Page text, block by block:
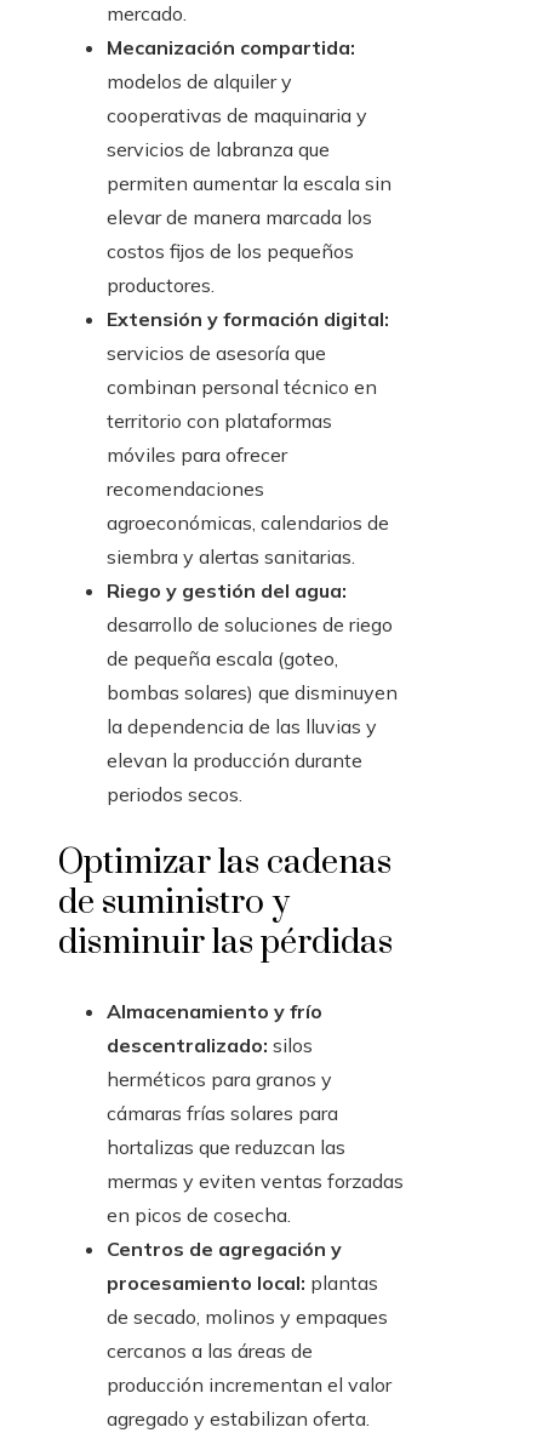
mercado.
Mecanización compartida:
modelos de alquiler y
cooperativas de maquinaria y
servicios de labranza que
permiten aumentar la escala sin
elevar de manera marcada los
costos fijos de los pequeños
productores.
Extensión y formación digital:
servicios de asesoría que
combinan personal técnico en
territorio con plataformas
móviles para ofrecer
recomendaciones
agroeconómicas, calendarios de
siembra y alertas sanitarias.
Riego y gestión del agua:
desarrollo de soluciones de riego
de pequeña escala (goteo,
bombas solares) que disminuyen
la dependencia de las lluvias y
elevan la producción durante
periodos secos.
Optimizar las cadenas
de suministro y
disminuir las pérdidas
Almacenamiento y frío
descentralizado: silos
herméticos para granos y
cámaras frías solares para
hortalizas que reduzcan las
mermas y eviten ventas forzadas
en picos de cosecha.
Centros de agregación y
procesamiento local: plantas
de secado, molinos y empaques
cercanos a las áreas de
producción incrementan el valor
agregado y estabilizan oferta.